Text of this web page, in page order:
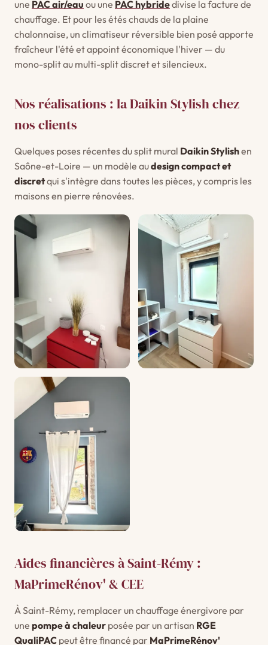
une PAC air/eau ou une PAC hybridedivise la facture de
chauffage. Et pour les étés chauds de la plaine
chalonnaise, un climatiseur réversible bien posé apporte
fraîcheur l'été et appoint économique l'hiver — du
mono-split au multi-split discret et silencieux.
Nos réalisations : la Daikin Stylish chez
nos clients
Quelques poses récentes du split mural Daikin Stylishen
Saône-et-Loire — un modèle audesign compact et
discretqui s'intègre dans toutes les pièces, y compris les
maisons en pierre rénovées.
Aides financières à Saint-Rémy :
MaPrimeRénov' & CEE
À Saint-Rémy, remplacer un chauffage énergivore par
une pompe à chaleur posée par un artisan RGE
QualiPAC peut être financé par MaPrimeRénov'